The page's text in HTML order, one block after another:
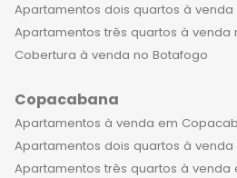
Apartamentos dois quartos à venda
Apartamentos três quartos à venda
Cobertura à venda no Botafogo
Copacabana
Apartamentos à venda em
Apartamentos dois quartos à
Apartamentos três quartos à